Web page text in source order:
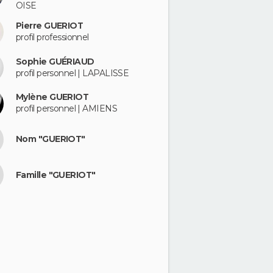
OISE
Pierre GUERIOT
profil professionnel
Sophie GUÉRIAUD
profil personnel | LAPALISSE
Mylène GUERIOT
profil personnel | AMIENS
Nom "GUERIOT"
Famille "GUERIOT"